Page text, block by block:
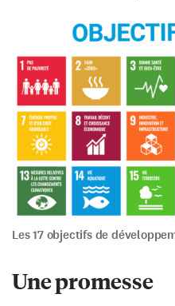
Les 17 objectifs de
Une promesse